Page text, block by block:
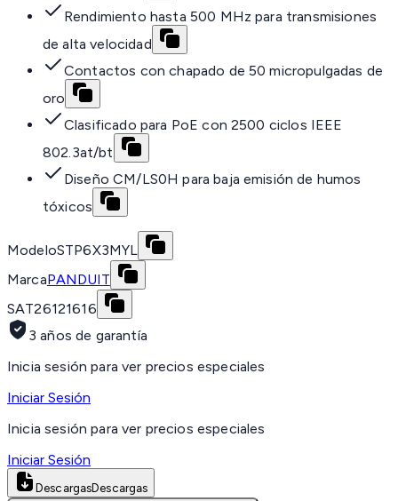
Rendimiento hasta 500 MHz para transmisiones
de alta velocidad
Contactos con chapado de 50 micropulgadas de
oro
Clasificado para PoE con 2500 ciclos IEEE
802.3at/bt
Diseño CM/LS0H para baja emisión de humos
tóxicos
ModeloSTP6X3MYL
MarcaPANDUIT
SAT26121616
3 años de garantía
Inicia sesión para ver precios especiales
Iniciar Sesión
Inicia sesión para ver precios especiales
Iniciar Sesión
DescargasDescargas